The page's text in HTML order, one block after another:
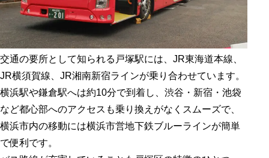
交通の要所として知られる戸塚駅には、JR東海道本線、
JR横須賀線、JR湘南新宿ラインが乗り合わせています。
横浜駅や鎌倉駅へは約10分で到着し、渋谷・新宿・池袋
など都心部へのアクセスも乗り換えがなくスムーズで、
横浜市内の移動には横浜市営地下鉄ブルーラインが簡単
で便利です。